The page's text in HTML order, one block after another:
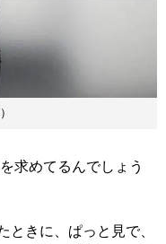
求めてるんでしょう
ときに、ぱっと見で、